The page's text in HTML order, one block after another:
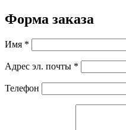
Форма заказа
Имя *
Адрес эл. почты *
Телефон